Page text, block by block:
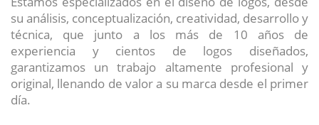
su análisis, conceptualización, creatividad, desarrollo y
técnica, que junto a los más de 10 años de
experiencia y cientos de logos diseñados,
garantizamos un trabajo altamente profesional y
original, llenando de valor a su marca desde el primer
día.